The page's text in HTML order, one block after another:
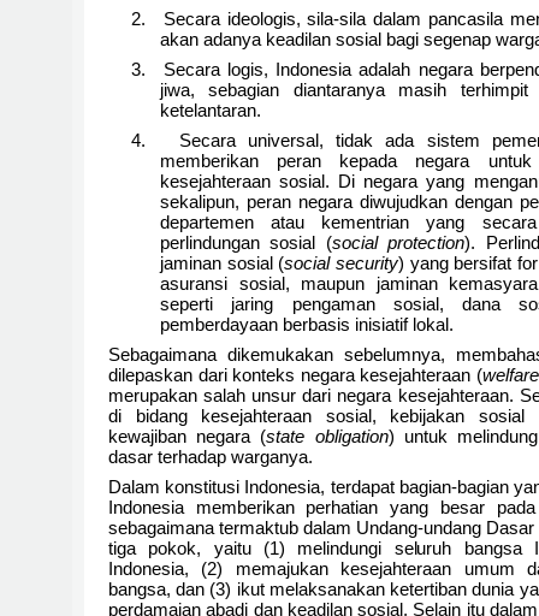
2.
Secara ideologis, sila-sila dalam pancasila
akan adanya keadilan sosial bagi segenap
3.
Secara logis, Indonesia adalah negara
jiwa, sebagian diantaranya masih
ketelantaran.
4.
Secara universal, tidak ada sistem
memberikan peran kepada negara untuk
kesejahteraan sosial. Di negara yang
sekalipun, peran negara diwujudkan dengan
departemen atau kementrian yang
perlindungan sosial (social protection).
jaminan sosial (social security) yang bersifat
asuransi sosial, maupun jaminan
seperti jaring pengaman sosial, dana
pemberdayaan berbasis inisiatif lokal.
Sebagaimana dikemukakan sebelumnya,
dilepaskan dari konteks negara kesejahteraan (
merupakan salah unsur dari negara kesejahteraan.
di bidang kesejahteraan sosial, kebijakan sosial
kewajiban negara (state obligation) untuk
dasar terhadap warganya.
Dalam konstitusi Indonesia, terdapat bagian-bagian
Indonesia memberikan perhatian yang besar
sebagaimana termaktub dalam Undang-undang
tiga pokok, yaitu (1) melindungi seluruh bangsa
Indonesia, (2) memajukan kesejahteraan umum
bangsa, dan (3) ikut melaksanakan ketertiban dunia
perdamaian abadi dan keadilan sosial. Selain itu